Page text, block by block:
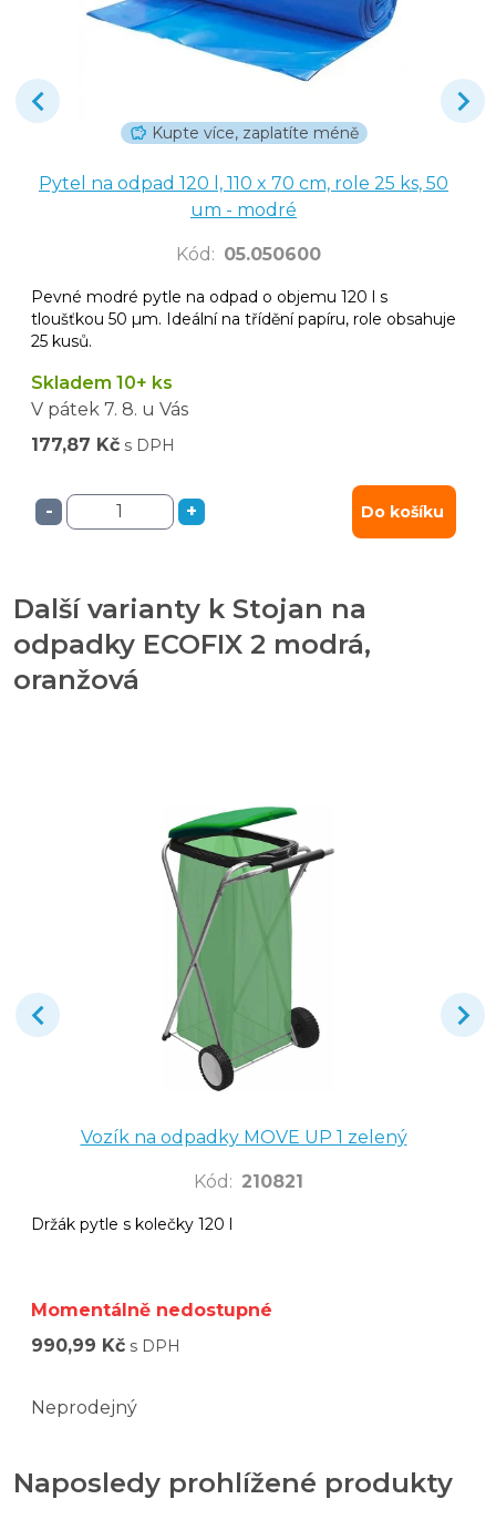
Kupte více, zaplatíte méně
Pytel na odpad 120 l, 110 x 70 cm, role 25 ks, 50
um - modré
Kód : 05.050600
Pevné modré pytle na odpad o objemu 120 l s
tloušťkou 50 µm. Ideální na třídění papíru, role obsahuje
25 kusů.
Skladem 10+ ks
V pátek 7. 8. u Vás
177,87 Kč s DPH
- + Do košíku
Další varianty k Stojan na
odpadky ECOFIX 2 modrá,
oranžová
Vozík na odpadky MOVE UP 1 zelený
Kód : 210821
Držák pytle s kolečky 120 l
Momentálně nedostupné
990,99 Kč s DPH
Neprodejný
Naposledy prohlížené produkty